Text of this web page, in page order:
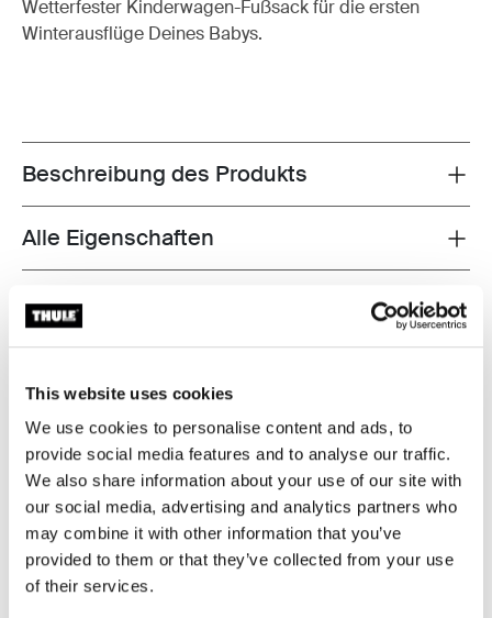
This website uses cookies
We use cookies to personalise content and ads, to
provide social media features and to analyse our traffic.
We also share information about your use of our site with
our social media, advertising and analytics partners who
may combine it with other information that you’ve
provided to them or that they’ve collected from your use
of their services.
Wetterfester Kinderwagen-Fußsack für die ersten
Winterausflüge Deines Babys.
Toggle overview
Beschreibung des Produkts
Toggle features
Alle Eigenschaften
Technische Daten
Toggle overview
Bewertungen